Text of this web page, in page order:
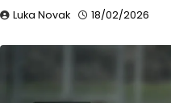
Luka Novak 18/02/2026